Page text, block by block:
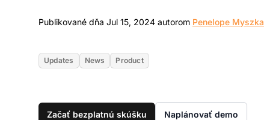
Publikované dňa Jul 15, 2024 autorom Penelope Myszka
Updates News Product
Začať bezplatnú skúšku Naplánovať demo